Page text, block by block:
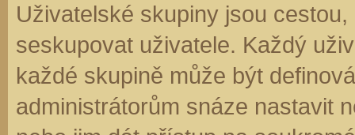
Uživatelské skupiny jsou
seskupovat uživatele. Každý
každé skupině může být
administrátorům snáze nastavit